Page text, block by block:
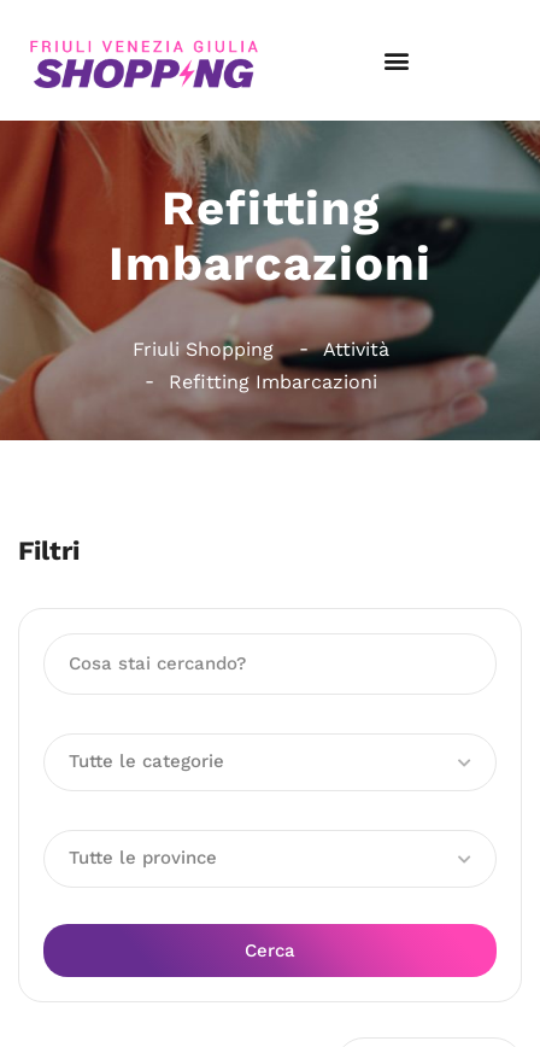
Refitting
Imbarcazioni
Friuli Shopping
Attività
Refitting Imbarcazioni
Filtri
Tutte le categorie
Tutte le province
Cerca